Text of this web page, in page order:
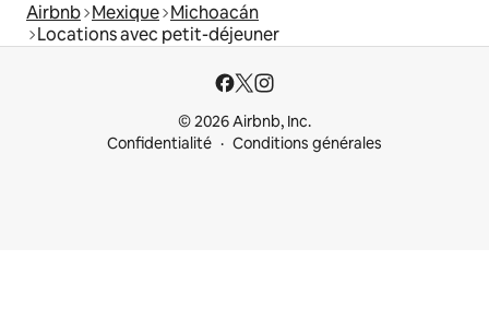
Airbnb Mexique Michoacán
Locations avec petit-déjeuner
© 2026 Airbnb, Inc.
Confidentialité
Conditions générales